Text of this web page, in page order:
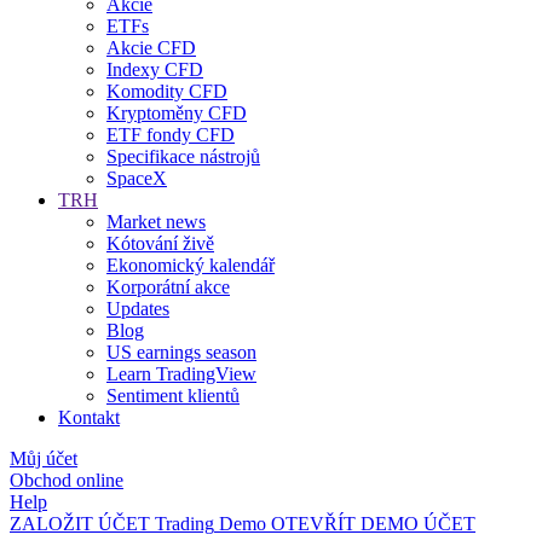
ETFs
Akcie CFD
Indexy CFD
Komodity CFD
Kryptoměny CFD
ETF fondy CFD
Specifikace nástrojů
SpaceX
TRH
Market news
Kótování živě
Ekonomický kalendář
Korporátní akce
Updates
Blog
US earnings season
Learn TradingView
Sentiment klientů
Kontakt
Můj účet
Obchod online
Help
ZALOŽIT ÚČET Trading Demo OTEVŘÍT DEMO ÚČET